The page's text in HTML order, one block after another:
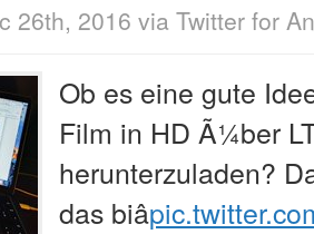
26th, 2016 via Twitter for
Ob es eine gute
Film in HD Ã¼ber
herunterzuladen?
das biâ